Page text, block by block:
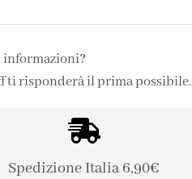
informazioni?
ti risponderà il prima possibile.
Spedizione Italia 6,90€